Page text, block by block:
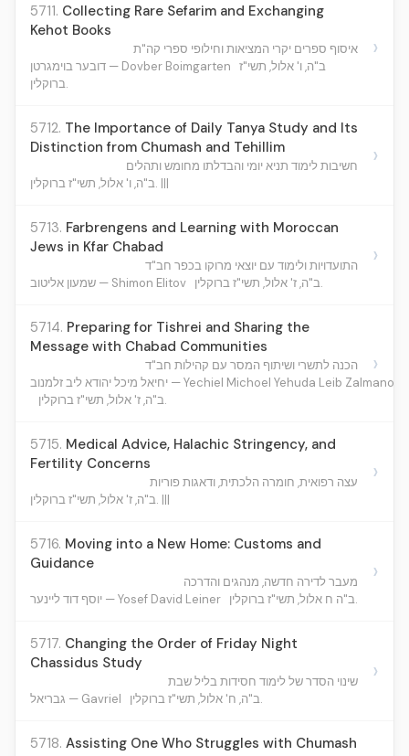
5711. Collecting Rare Sefarim and Exchanging
Kehot Books
איסוף ספרים יקרי המציאות וחילופי ספרי קה"ת
דובער בוימגרטן — Dovber Boimgarten ב"ה, ו' אלול, תשי"ז
ברוקלין.
›
5712. The Importance of Daily Tanya Study and Its
Distinction from Chumash and Tehillim
חשיבות לימוד תניא יומי והבדלתו מחומש ותהלים
ב"ה, ו' אלול, תשי"ז ברוקלין. |||
›
5713. Farbrengens and Learning with Moroccan
Jews in Kfar Chabad
התועדויות ולימוד עם יוצאי מרוקו בכפר חב"ד
שמעון אליטוב — Shimon Elitov
ב"ה, ז' אלול, תשי"ז ברוקלין.
›
5714. Preparing for Tishrei and Sharing the
Message with Chabad Communities
הכנה לתשרי ושיתוף המסר עם קהילות חב"ד
יחיאל מיכל יהודא ליב זלמנוב — Yechiel Michoel Yehuda Leib Zalmanov
ב"ה, ז' אלול, תשי"ז ברוקלין.
›
5715. Medical Advice, Halachic Stringency, and
Fertility Concerns
עצה רפואית, חומרה הלכתית, ודאגות פוריות
ב"ה, ז' אלול, תשי"ז ברוקלין. |||
›
5716. Moving into a New Home: Customs and
Guidance
מעבר לדירה חדשה, מנהגים והדרכה
יוסף דוד ליינער — Yosef David Leiner
ב"ה ח אלול, תשי"ז ברוקלין.
›
5717. Changing the Order of Friday Night
Chassidus Study
שינוי הסדר של לימוד חסידות בליל שבת
גבריאל — Gavriel
ב"ה, ח' אלול, תשי"ז ברוקלין.
›
5718. Assisting One Who Struggles with Chumash